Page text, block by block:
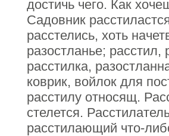
достичь чего. Как
Садовник
расстелись, хоть
разостланье; расстил,
расстилка,
коврик, войлок для
расстилу относящ.
стелется.
расстилающий что-